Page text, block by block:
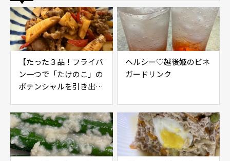
【たった３品！フライパ
ン一つで「たけのこ」の
ポテンシャルを引き出す
ヘルシー♡越後姫のビネ
ガードリンク